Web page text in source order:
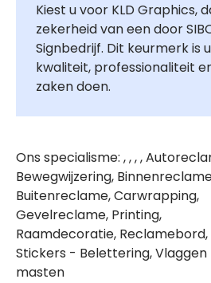
Kiest u voor KLD Graphics,
zekerheid van een door
Signbedrijf. Dit keurmerk is
kwaliteit, professionaliteit
zaken doen.
Ons specialisme: , , , ,
Bewegwijzering,
Buitenreclame, Carwrapping,
Gevelreclame, Printing,
Raamdecoratie, Reclamebord,
Stickers - Belettering, Vlaggen
masten